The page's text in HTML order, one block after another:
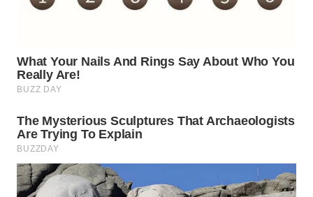
WAHANANEWS
ID
WAHANANEWS
CO ID
WAHANANEWS
NET